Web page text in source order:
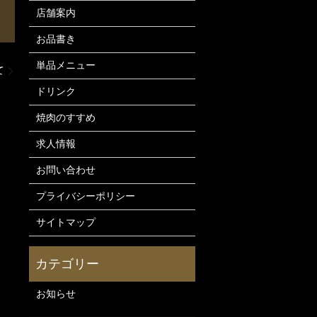
店舗案内
お品書き
単品メニュー
ドリンク
焼肉のすすめ
求人情報
お問い合わせ
プライバシーポリシー
サイトマップ
お知らせ